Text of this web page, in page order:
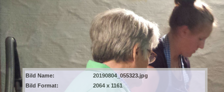
Bild Name:
20190804_055323.jpg
Bild Format:
2064 x 1161